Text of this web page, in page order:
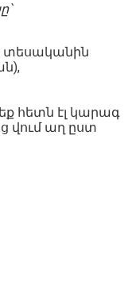
տեսականին
հետն էլ կարագ
վում աղ ըստ